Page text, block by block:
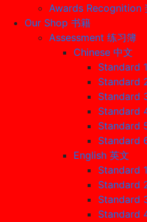
Awards Recognition
Our Shop 书籍
Assessment 练习簿
Chinese 中文
Standard
Standard
Standard
Standard
Standard
Standard
English 英文
Standard
Standard
Standard
Standard